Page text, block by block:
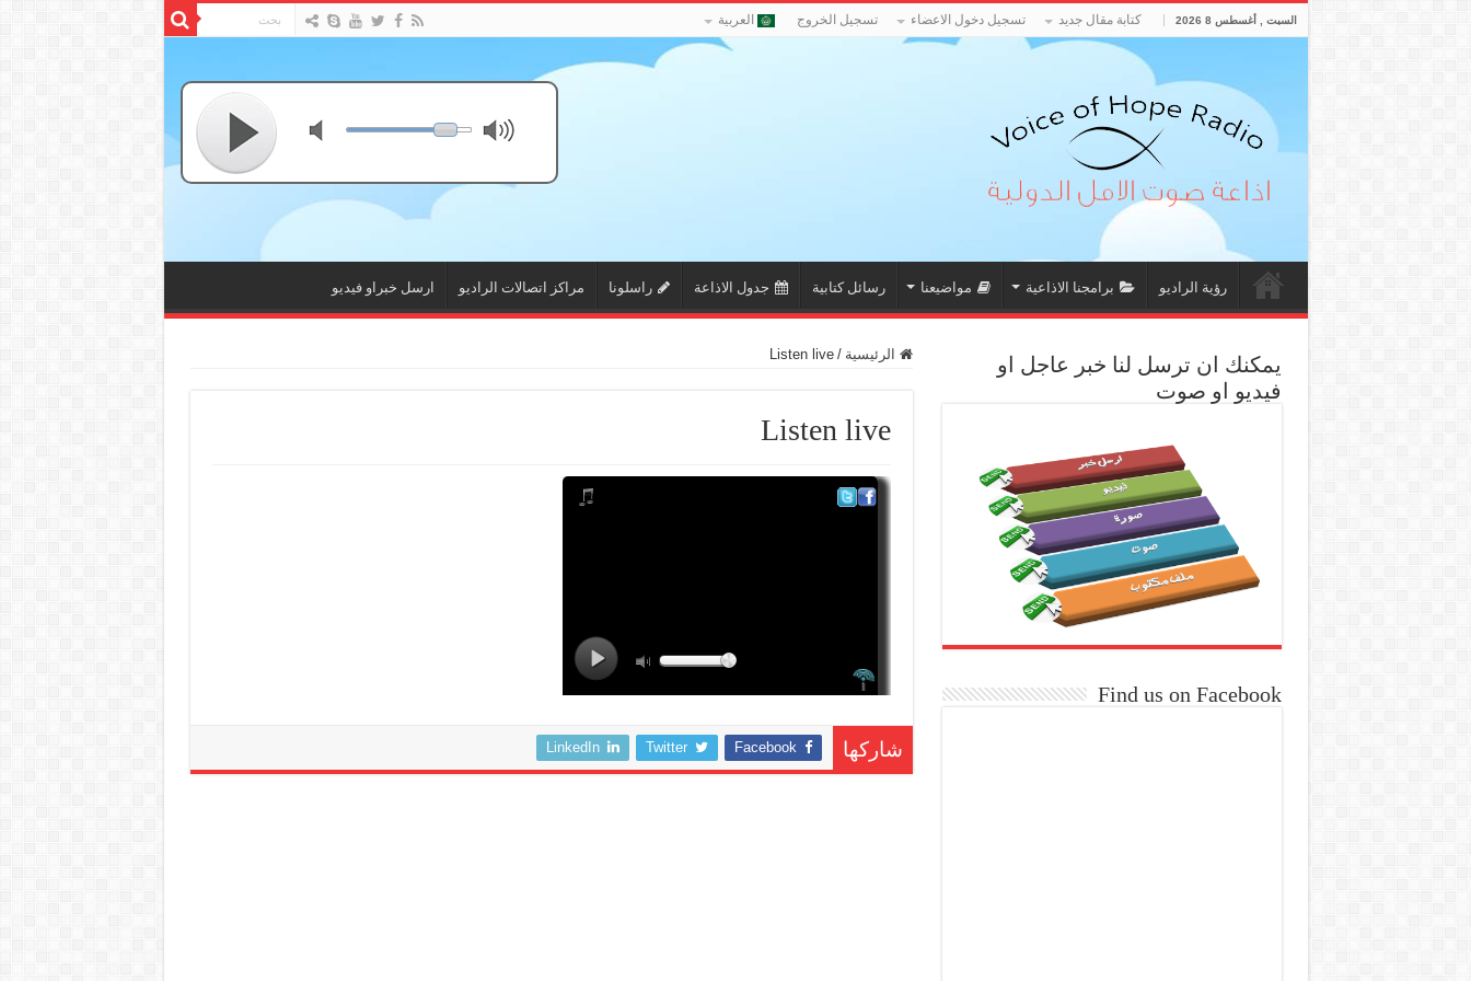
السبت , أغسطس 8 2026 كتابة مقال جديد تسجيل دخول الاعضاء تسجيل الخروج العربية
رؤية الراديو برامجنا الاذاعية مواضيعنا رسائل كتابية جدول الاذاعة راسلونا مراكز اتصالات الراديو ارسل خبراو فيديو
الرئيسية /
Listen live
Listen live
شاركها Facebook
Twitter
LinkedIn
يمكنك ان ترسل لنا خبر عاجل او
فيديو او صوت
Find us on Facebook